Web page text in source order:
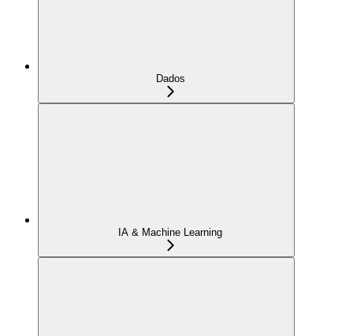
Dados
IA & Machine Learning